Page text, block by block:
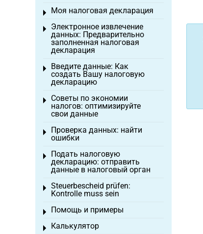
Моя налоговая декларация
Toggle menu
Электронное извлечение
данных: Предварительно
заполненная налоговая
декларация
Toggle menu
Введите данные: Как
создать Вашу налоговую
декларацию
Toggle menu
Советы по экономии
налогов: оптимизируйте
свои данные
Toggle menu
Проверка данных: найти
ошибки
Toggle menu
Подать налоговую
декларацию: отправить
данные в налоговый орган
Toggle menu
Steuerbescheid prüfen:
Kontrolle muss sein
Toggle menu
Помощь и примеры
Toggle menu
Калькулятор
Toggle menu